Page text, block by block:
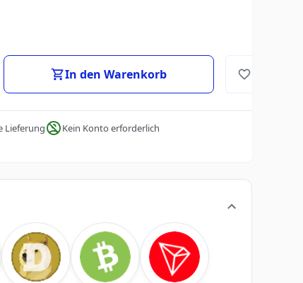
In den Warenkorb
Lieferung Kein Konto erforderlich